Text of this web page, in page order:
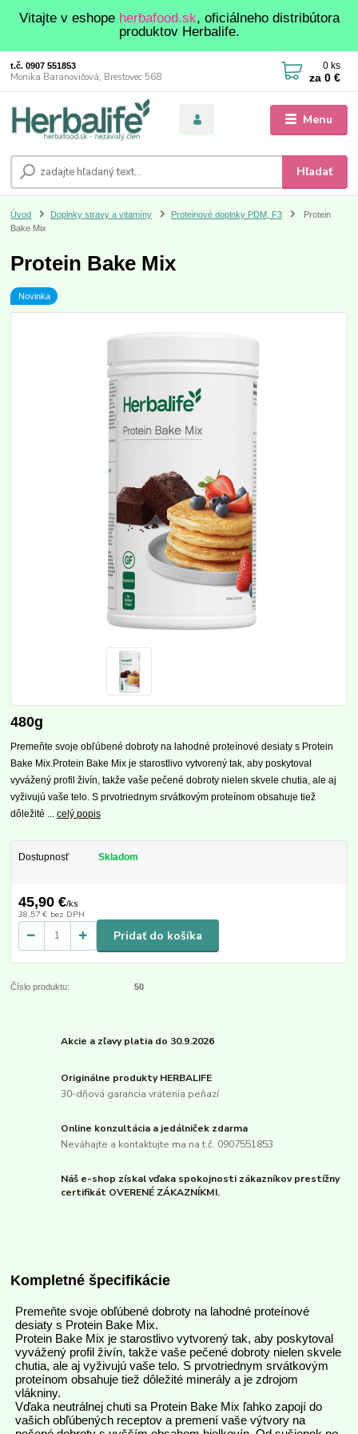
Vitajte v eshope herbafood.sk, oficiálneho distribútora
produktov Herbalife.
Menu
Hľadať
t.č. 0907 551853
Monika Baranovičová, Brestovec 568
0ks
za 0 €
Úvod Doplnky stravy a vitamíny Proteinové doplnky PDM, F3
Protein
Bake Mix
Protein Bake Mix
Novinka
480g
Premeňte svoje obľúbené dobroty na lahodné proteínové desiaty s Protein
Bake Mix.Protein Bake Mix je starostlivo vytvorený tak, aby poskytoval
vyvážený profil živín, takže vaše pečené dobroty nielen skvele chutia, ale aj
vyživujú vaše telo. S prvotriednym srvátkovým proteínom obsahuje tiež
dôležité ...celý popis
Dostupnosť Skladom
45,90 €/ks
38,57 € bez DPH
Pridať do košíka
Číslo produktu: 50
Akcie a zľavy platia do 30.9.2026
Originálne produkty HERBALIFE
30-dňová garancia vrátenia peňazí
Online konzultácia a jedálniček zdarma
Neváhajte a kontaktujte ma na t.č. 0907551853
Náš e-shop získal vďaka spokojnosti zákazníkov prestížny
certifikát OVERENÉ ZÁKAZNÍKMI.
Kompletné špecifikácie
Premeňte svoje obľúbené dobroty na lahodné proteínové
desiaty s Protein Bake Mix.
Protein Bake Mix je starostlivo vytvorený tak, aby poskytoval
vyvážený profil živín, takže vaše pečené dobroty nielen skvele
chutia, ale aj vyživujú vaše telo. S prvotriednym srvátkovým
proteínom obsahuje tiež dôležité minerály a je zdrojom
vlákniny.
Vďaka neutrálnej chuti sa Protein Bake Mix ľahko zapojí do
vašich obľúbených receptov a premení vaše výtvory na